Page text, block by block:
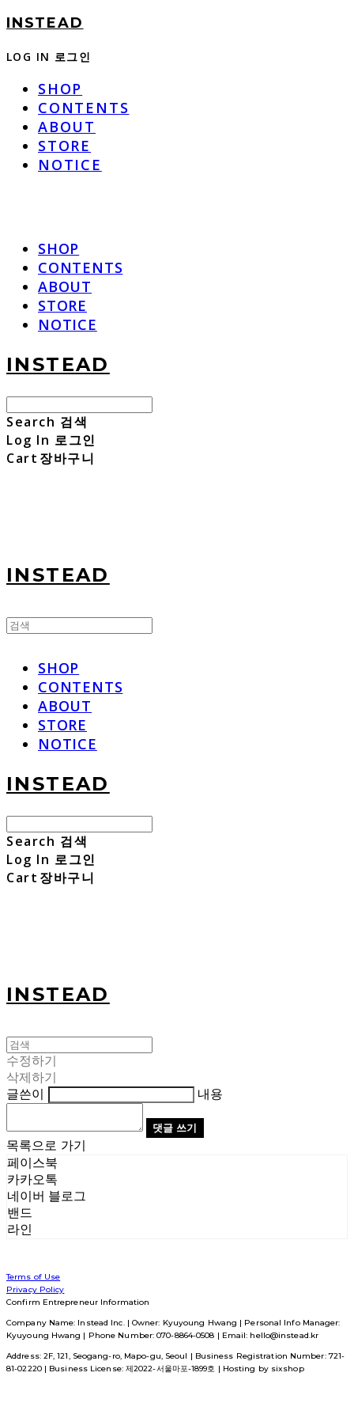
INSTEAD
LOG IN 로그인
SHOP
CONTENTS
ABOUT
STORE
NOTICE
SHOP
CONTENTS
ABOUT
STORE
NOTICE
INSTEAD
Search 검색
Log In 로그인
Cart 장바구니
INSTEAD
SHOP
CONTENTS
ABOUT
STORE
NOTICE
INSTEAD
Search 검색
Log In 로그인
Cart 장바구니
INSTEAD
수정하기
삭제하기
글쓴이
내용
댓글 쓰기
목록으로 가기
페이스북
카카오톡
네이버 블로그
밴드
라인
Terms of Use
Privacy Policy
Confirm Entrepreneur Information
Company Name: Instead Inc. | Owner: Kyuyoung Hwang | Personal Info Manager:
Kyuyoung Hwang | Phone Number: 070-8864-0508 | Email: hello@instead.kr
Address: 2F, 121, Seogang-ro, Mapo-gu, Seoul | Business Registration Number: 721-
81-02220| Business License: 제2022-서울마포-1899호 | Hosting by sixshop